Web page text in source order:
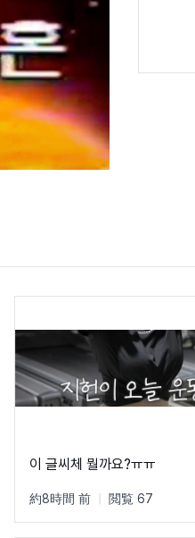
이 글씨체 뭘까요?ㅠㅠ
約8時間 前 閲覧 67